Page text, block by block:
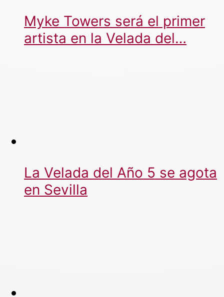
Myke Towers será el primer
artista en la Velada del…
La Velada del Año 5 se agota
en Sevilla